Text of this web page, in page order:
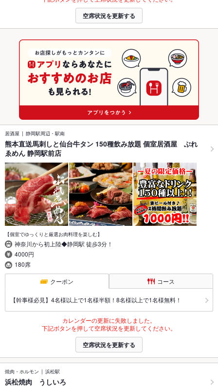
空席状況を更新する
居酒屋 静岡駅周辺・駅南
熊本直送馬刺しと仙台牛タン 150種飲み放題 個室居酒屋 ぶれ
ゑめん 静岡駅前店
【個室でゆっくりと厳選お肉料理を楽しむ】
神奈川から初上陸◆静岡駅 徒歩3分！
4000円
180席
クーポン コース
【幹事様必見】4名様以上で1名様半額！8名様以上で1名様無料！
カレンダーの更新に失敗しました。
下記ボタンを押して空席状況を更新してください。
空席状況を更新する
焼肉・ホルモン 浜松駅
浜松焼肉 うしいろ